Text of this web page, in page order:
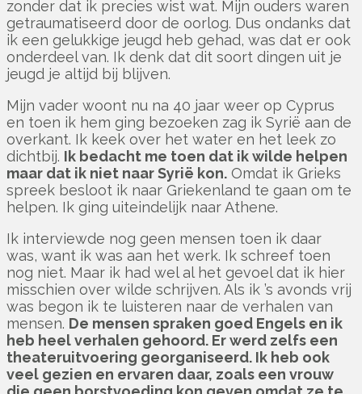
zonder dat ik precies wist wat. Mijn ouders waren
getraumatiseerd door de oorlog. Dus ondanks dat
ik een gelukkige jeugd heb gehad, was dat er ook
onderdeel van. Ik denk dat dit soort dingen uit je
jeugd je altijd bij blijven.
Mijn vader woont nu na 40 jaar weer op Cyprus
en toen ik hem ging bezoeken zag ik Syrië aan de
overkant. Ik keek over het water en het leek zo
dichtbij. Ik bedacht me toen dat ik wilde helpen
maar dat ik niet naar Syrië kon. Omdat ik Grieks
spreek besloot ik naar Griekenland te gaan om te
helpen. Ik ging uiteindelijk naar Athene.
Ik interviewde nog geen mensen toen ik daar
was, want ik was aan het werk. Ik schreef toen
nog niet. Maar ik had wel al het gevoel dat ik hier
misschien over wilde schrijven. Als ik ’s avonds vrij
was begon ik te luisteren naar de verhalen van
mensen. De mensen spraken goed Engels en ik
heb heel verhalen gehoord. Er werd zelfs een
theateruitvoering georganiseerd. Ik heb ook
veel gezien en ervaren daar, zoals een vrouw